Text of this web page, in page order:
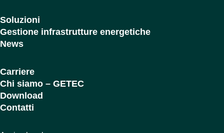
Soluzioni
Gestione infrastrutture energetiche
News
Carriere
Chi siamo – GETEC
Download
Contatti